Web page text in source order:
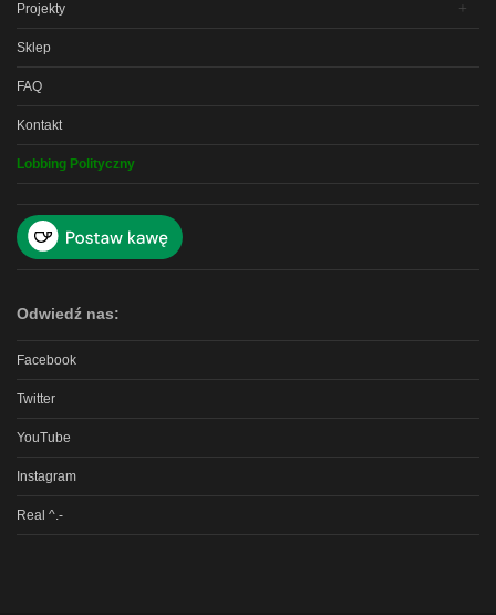
Projekty
Sklep
FAQ
Kontakt
Lobbing Polityczny
Odwiedź nas:
Facebook
Twitter
YouTube
Instagram
Real ^.-